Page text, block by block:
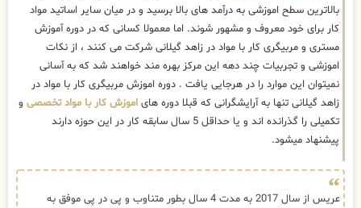
بالاترین سطح اموزشی به درآمد های بالا برسید و در میان سایر اساتید مواد
کار برای خود معروف و مشهور شوند. اما معمولا کسانی که در دوره آموزش
مستری و مربیگری کار با مواد در زاهد گیلانی شرکت می کنند ، از نکات
اموزشی و تجربیات چند دهه این مرکز بهره مند خواهند شد که به آسانی
نمیتوان این موارد را در هرجایی یافت . دوره اموزش مربیگری کار با مواد در
زاهد گیلانی تنها به آرایشگرانی که قبلا دوره های اموزش کار با مواد تخصصی و
تکمیلی را گذرانده اند و یا حداقل 5 سال سابقه کار در این حوزه دارند
پیشنهاد میشود.
عریس از سال 2017 به مدت 4 سال بطور متناوب و پی در پی موفق به